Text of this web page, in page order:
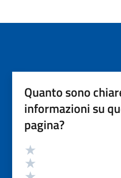
Quanto sono
informazioni su
pagina?
Valutazione